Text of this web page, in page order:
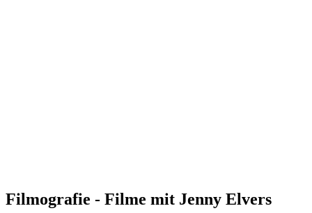
Filmografie - Filme mit Jenny Elvers